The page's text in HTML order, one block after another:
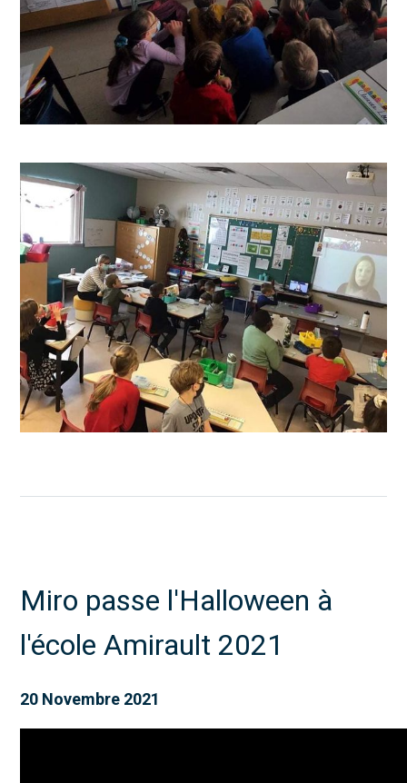
Miro passe l'Halloween à
l'école Amirault 2021
20 Novembre 2021